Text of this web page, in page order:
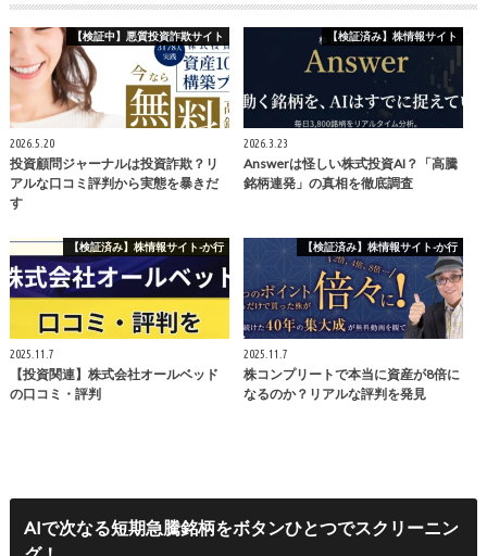
【検証中】悪質投資詐欺サイト
2026.5.20
投資顧問ジャーナルは投資詐欺？リ
アルな口コミ評判から実態を暴きだ
す
【検証済み】株情報サイト
2026.3.23
Answerは怪しい株式投資AI？「高騰
銘柄連発」の真相を徹底調査
【検証済み】株情報サイト-か行
2025.11.7
【投資関連】株式会社オールベッド
の口コミ・評判
【検証済み】株情報サイト-か行
2025.11.7
株コンプリートで本当に資産が8倍に
なるのか？リアルな評判を発見
AIで次なる短期急騰銘柄をボタンひとつでスクリーニン